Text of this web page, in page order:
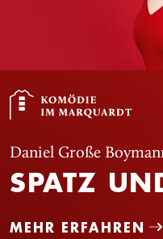
Daniel Große
SPATZ
MEHR ERFAHREN